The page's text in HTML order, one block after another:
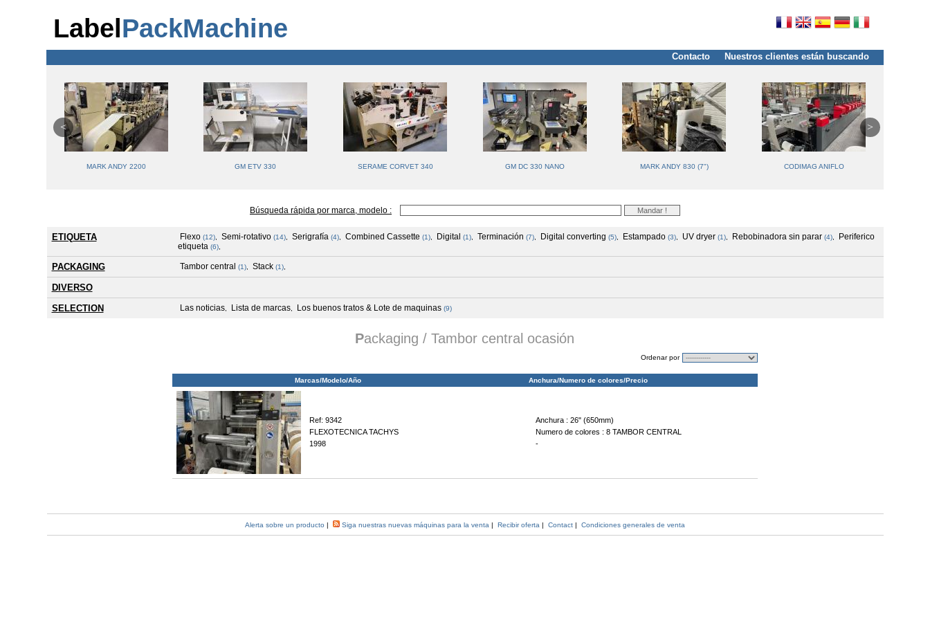
Label PackMachine
Contacto Nuestros clientes están buscando
MARK ANDY 2200 GM ETV 330 SERAME CORVET 340 GM DC 330 NANO MARK ANDY 830 (7") CODIMAG ANIFLO
Búsqueda rápida por marca, modelo :
ETIQUETA Flexo (12), Semi-rotativo (14), Serigrafía (4), Combined Cassette (1), Digital (1), Terminación (7), Digital converting (5), Estampado (3), UV dryer (1), Rebobinadora sin parar (4),
Periferico
etiqueta (6),
PACKAGING Tambor central (1), Stack (1),
DIVERSO
SELECTION
Las noticias, Lista de marcas, Los buenos tratos & Lote de maquinas (9)
Packaging / Tambor central ocasión
Ordenar por
Marcas/Modelo/Año Anchura/Numero de colores/Precio
Ref: 9342
FLEXOTECNICA TACHYS
1998
Anchura : 26" (650mm)
Numero de colores : 8 TAMBOR CENTRAL
-
Alerta sobre un producto | Siga nuestras nuevas máquinas para la venta | Recibir oferta | Contact | Condiciones generales de venta